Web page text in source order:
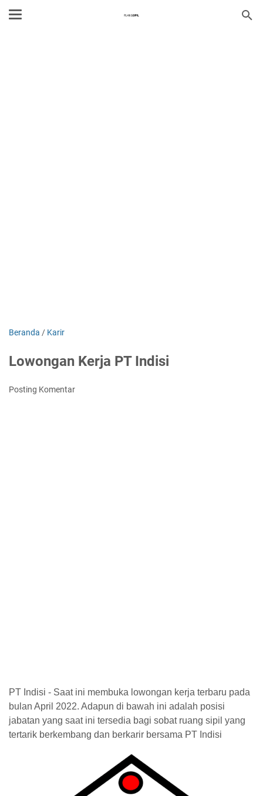
Beranda / Karir
Lowongan Kerja PT Indisi
Posting Komentar
PT Indisi - Saat ini membuka lowongan kerja terbaru pada
bulan April 2022. Adapun di bawah ini adalah posisi
jabatan yang saat ini tersedia bagi sobat ruang sipil yang
tertarik berkembang dan berkarir bersama PT Indisi